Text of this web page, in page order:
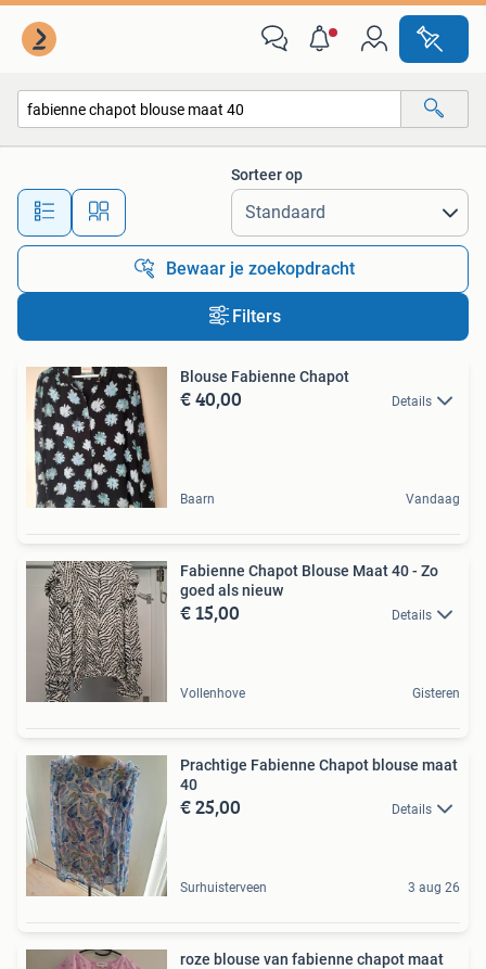
Alle afstanden…
Sorteer op
Bewaar je zoekopdracht
Filters
Blouse Fabienne Chapot
€ 40,00 Details
Baarn Vandaag
Fabienne Chapot Blouse Maat 40 - Zo
goed als nieuw
€ 15,00 Details
Vollenhove Gisteren
Prachtige Fabienne Chapot blouse maat
40
€ 25,00 Details
Surhuisterveen 3 aug 26
roze blouse van fabienne chapot maat